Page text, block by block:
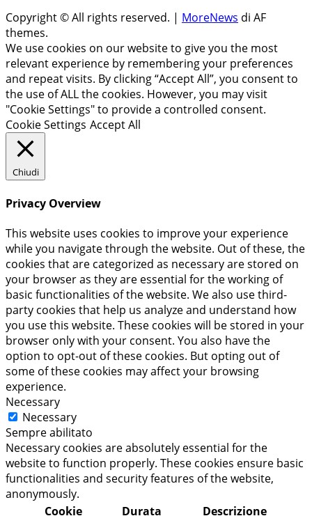
Copyright © All rights reserved. | MoreNews di AF
themes.
We use cookies on our website to give you the most
relevant experience by remembering your preferences
and repeat visits. By clicking “Accept All”, you consent to
the use of ALL the cookies. However, you may visit
"Cookie Settings" to provide a controlled consent.
Cookie Settings Accept All
Chiudi
Privacy Overview
This website uses cookies to improve your experience
while you navigate through the website. Out of these, the
cookies that are categorized as necessary are stored on
your browser as they are essential for the working of
basic functionalities of the website. We also use third-
party cookies that help us analyze and understand how
you use this website. These cookies will be stored in your
browser only with your consent. You also have the
option to opt-out of these cookies. But opting out of
some of these cookies may affect your browsing
experience.
Necessary
Necessary
Sempre abilitato
Necessary cookies are absolutely essential for the
website to function properly. These cookies ensure basic
functionalities and security features of the website,
anonymously.
Cookie
Durata Descrizione